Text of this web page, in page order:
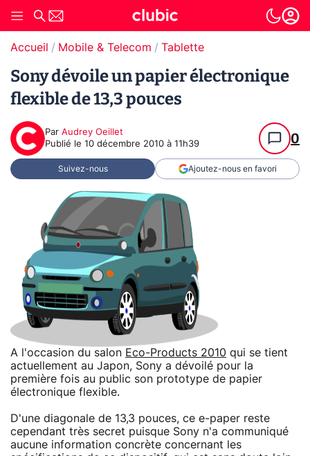
Accueil Mobile & Telecom Tablette
Sony dévoile un papier électronique
flexible de 13,3 pouces
Par Audrey Oeillet
Publié le 10 décembre 2010 à 11h39 0
Suivez-nous Ajoutez-nous en favori
A l'occasion du salon Eco-Products 2010 qui se tient
actuellement au Japon, Sony a dévoilé pour la
première fois au public son prototype de papier
électronique flexible.
D'une diagonale de 13,3 pouces, ce e-paper reste
cependant très secret puisque Sony n'a communiqué
aucune information concrète concernant les